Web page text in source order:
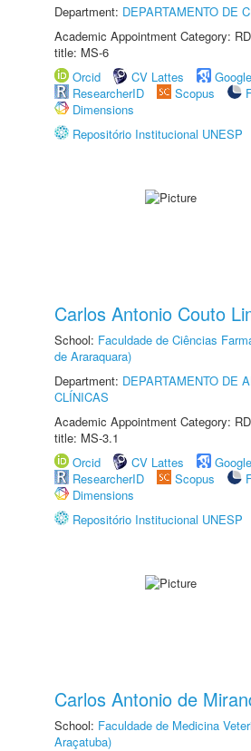
Department: DEPARTAMENTO DE
Academic Appointment Category:
title: MS-6
Orcid
CV Lattes
ResearcherID
Scopus
Dimensions
Repositório Institucional UNESP
Carlos Antonio Couto
School: Faculdade de Ciências
de Araraquara)
Department: DEPARTAMENTO DE
CLÍNICAS
Academic Appointment Category:
title: MS-3.1
Orcid
CV Lattes
ResearcherID
Scopus
Dimensions
Repositório Institucional UNESP
Carlos Antonio de
School: Faculdade de Medicina
Araçatuba)